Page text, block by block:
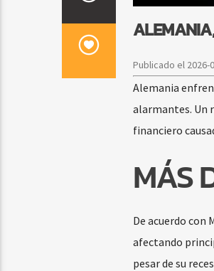
Publicado el 2026-
Alemania
alarmantes. Un
financiero
MÁS
De acuerdo con
afectando
pesar de su